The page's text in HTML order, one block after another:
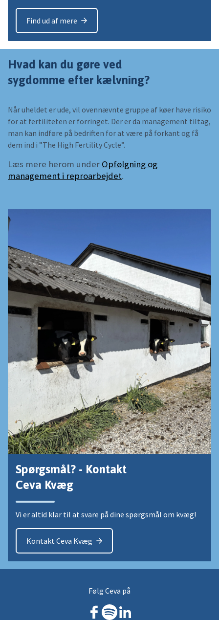
Find ud af mere
Hvad kan du gøre ved
sygdomme efter kælvning?
Når uheldet er ude, vil ovennævnte gruppe af køer have risiko
for at fertiliteten er forringet. Der er da management tiltag,
man kan indføre på bedriften for at være på forkant og få
dem ind i ”The High Fertility Cycle”.
Læs mere herom under Opfølgning og
management i reproarbejdet.
Spørgsmål? - Kontakt
Ceva Kvæg
Vi er altid klar til at svare på dine spørgsmål om kvæg!
Kontakt Ceva Kvæg
Følg Ceva på